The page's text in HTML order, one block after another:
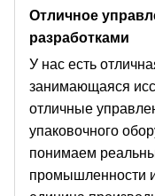
Отличное
разработками
У нас есть
занимающаяся
отличные
упаковочного
понимаем
промышленности